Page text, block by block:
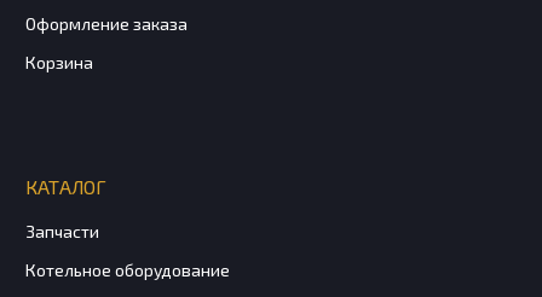
Оформление заказа
Корзина
КАТАЛОГ
Запчасти
Котельное оборудование